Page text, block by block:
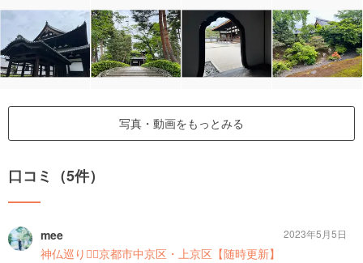
写真・動画をもっとみる
口コミ（5件）
mee
神仏巡り❁⃘京都市中京区・上京区【随時更新】
2023年5月5日